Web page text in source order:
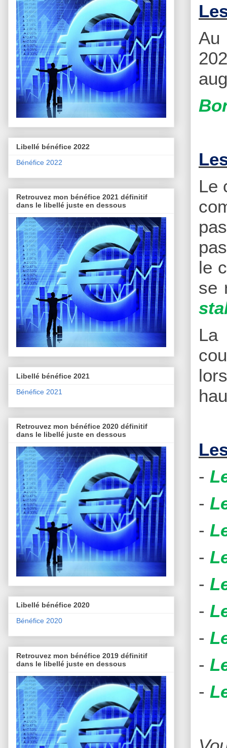
Au
Le
le
se
La
-
-
-
-
-
-
-
-
-
Libellé bénéfice 2022
Bénéfice 2022
Retrouvez mon bénéfice 2021 définitif
dans le libellé juste en dessous
Libellé bénéfice 2021
Bénéfice 2021
Retrouvez mon bénéfice 2020 définitif
dans le libellé juste en dessous
Libellé bénéfice 2020
Bénéfice 2020
Retrouvez mon bénéfice 2019 définitif
dans le libellé juste en dessous